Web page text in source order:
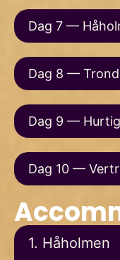
Dag 7 —
Dag 8 —
Dag 9 —
Dag 10 —
1. Håholmen